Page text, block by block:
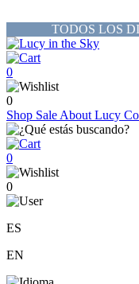
TODOS LOS
0
0
Shop Sale About Lucy
0
0
ES
EN